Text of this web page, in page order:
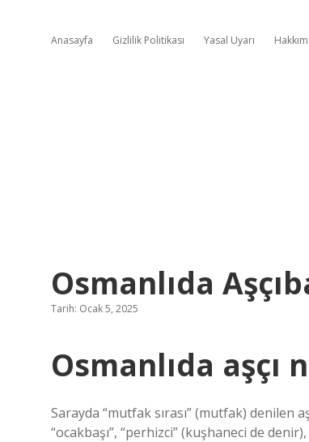
Anasayfa Gizlilik Politikası Yasal Uyarı
Osmanlıda
Tarih: Ocak 5, 2025
Osmanlıda aşçı
Sarayda “mutfak sırası” (mutfak) denilen
“ocakbaşı”, “perhizci” (kuşhaneci de